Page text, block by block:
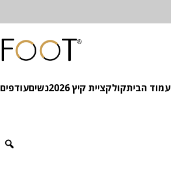
עמוד הביתקולקציית קיץ 2026 נשיםעודפים